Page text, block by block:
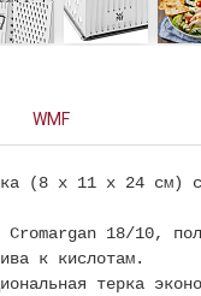
WMF
(8 x 11 x 24 см) с
Cromargan 18/10,
к кислотам.
терка